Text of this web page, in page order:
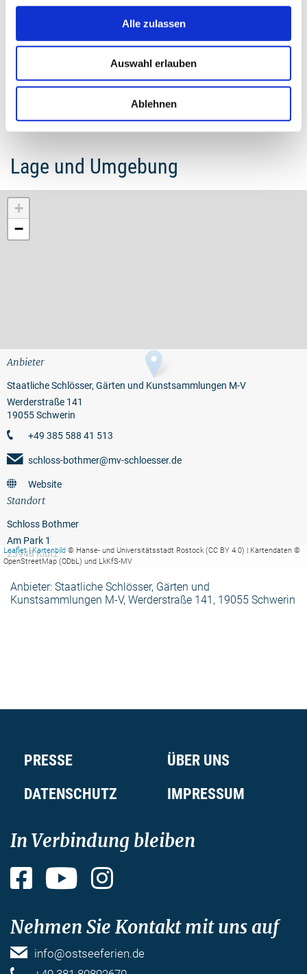
Alle zulassen
Auswahl erlauben
Ablehnen
keine Bildunterschrift © SSGK MV / Timm Allrich
1
Lage und Umgebung
+
−
Leaflet|Kartenbild © Hanse- und Universitätsstadt Rostock (CC BY 4.0) | Kartendaten ©
OpenStreetMap (ODbL) und LkKfS-MV
Anbieter
Staatliche Schlösser, Gärten und Kunstsammlungen M-V
Werderstraße 141
19055 Schwerin
+49 385 588 41 513
schloss-bothmer@mv-schloesser.de
Website
Standort
Schloss Bothmer
Am Park 1
23948 Klütz
Anbieter: Staatliche Schlösser, Gärten und
Kunstsammlungen M-V, Werderstraße 141, 19055 Schwerin
PRESSE
ÜBER UNS
DATENSCHUTZ
IMPRESSUM
In Verbindung bleiben
Facebook YouTube
Nehmen Sie Kontakt mit uns auf
info@ostseeferien.de